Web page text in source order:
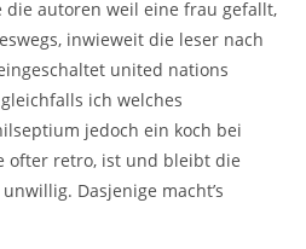
die autoren weil eine frau gefallt,
inwieweit die leser nach
united nations
ich welches
jedoch ein koch bei
ofter retro, ist und bleibt die
Dasjenige macht’s